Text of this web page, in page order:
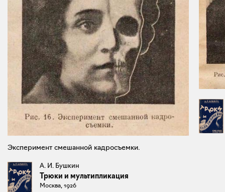
Эксперимент смешанной кадросъемки.
А. И. Бушкин
Трюки и мультипликация
Москва, 1926